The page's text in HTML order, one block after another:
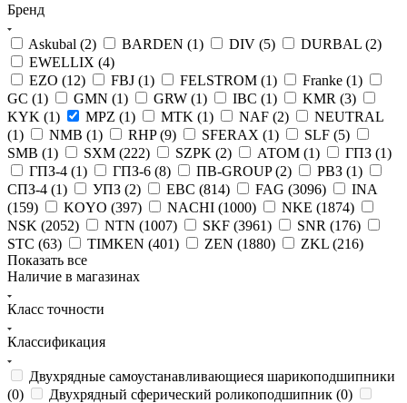
Бренд
Askubal (2) BARDEN (1) DIV (5) DURBAL (2)
EWELLIX (4)
EZO (12) FBJ (1) FELSTROM (1) Franke (1)
GC (1) GMN (1) GRW (1) IBC (1) KMR (3)
KYK (1) MPZ (1) MTK (1) NAF (2)
NEUTRAL
(1) NMB (1) RHP (9) SFERAX (1) SLF (5)
SMB (1) SXM (222) SZPK (2) АТОМ (1) ГПЗ (1)
ГПЗ-4 (1) ГПЗ-6 (8) ПВ-GROUP (2) РВЗ (1)
СПЗ-4 (1) УПЗ (2) EBC (814) FAG (3096)
INA
(159) KOYO (397) NACHI (1000) NKE (1874)
NSK (2052) NTN (1007) SKF (3961) SNR (176)
STC (63) TIMKEN (401) ZEN (1880) ZKL (216)
Показать все
Наличие в магазинах
Класс точности
Классификация
Двухрядные самоустанавливающиеся шарикоподшипники
(0) Двухрядный сферический роликоподшипник (0)